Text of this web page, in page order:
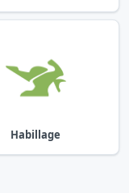
Habillage